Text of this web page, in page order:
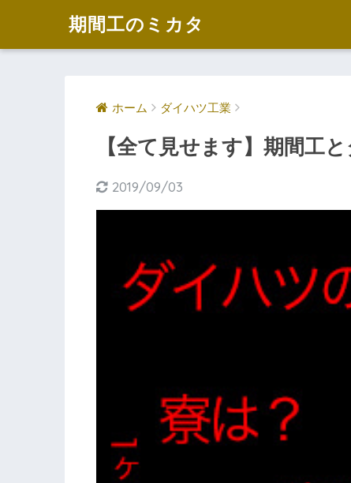
期間工のミカタ
ホーム ダイハツ工業
【全て見せます】期間工
2019/09/03